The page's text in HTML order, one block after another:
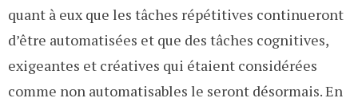
quant à eux que les tâches répétitives continueront
d’être automatisées et que des tâches cognitives,
exigeantes et créatives qui étaient considérées
comme non automatisables le seront désormais. En